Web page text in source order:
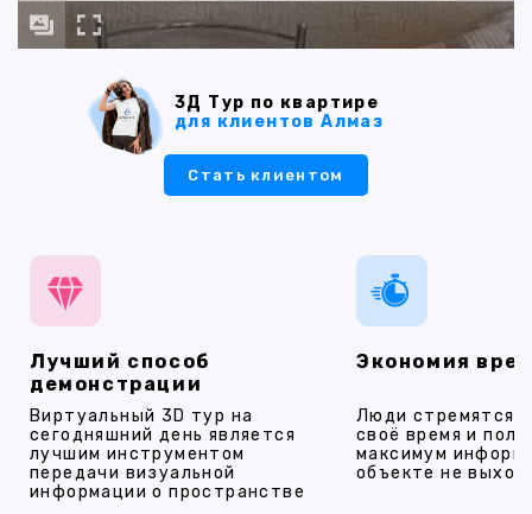
3Д Тур по квартире
для клиентов Алмаз
Стать клиентом
Лучший способ
демонстрации
Виртуальный 3D тур на
сегодняшний день является
лучшим инструментом
передачи визуальной
информации о пространстве
Экономия
Люди стремятся
своё время и
максимум
объекте не